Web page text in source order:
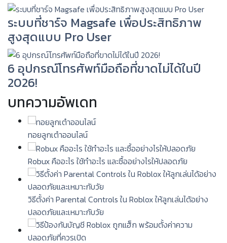
ระบบที่ชาร์จ Magsafe เพื่อประสิทธิภาพ
สูงสุดแบบ Pro User
6 อุปกรณ์โทรศัพท์มือถือที่ขาดไม่ได้ในปี
2026!
บทความอัพเดท
ทอยลูกเต๋าออนไลน์
Robux คืออะไร ใช้ทำอะไร และซื้ออย่างไรให้ปลอดภัย
วิธีตั้งค่า Parental Controls ใน Roblox ให้ลูกเล่นได้อย่าง
ปลอดภัยและเหมาะกับวัย